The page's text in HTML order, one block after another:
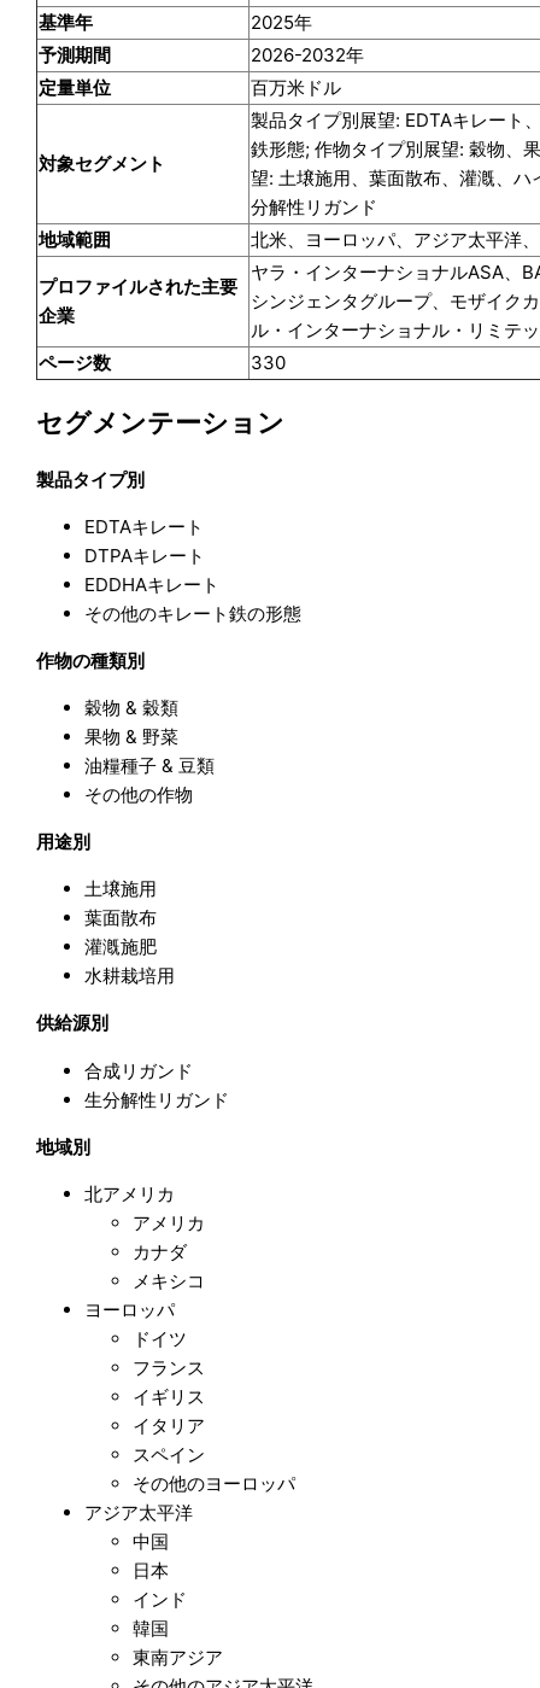
基準年
2025年
予測期間
2026-2032年
定量単位
百万米ドル
対象セグメント
製品タイプ別展望: EDTAキレート
鉄形態; 作物タイプ別展望: 穀物、
望: 土壌施用、葉面散布、灌漑、
分解性リガンド
地域範囲
北米、ヨーロッパ、アジア太平洋
プロファイルされた主要
企業
ヤラ・インターナショナルASA、
シンジェンタグループ、モザイク
ル・インターナショナル・リミテ
ページ数
330
セグメンテーション
製品タイプ別
EDTAキレート
DTPAキレート
EDDHAキレート
その他のキレート鉄の形態
作物の種類別
穀物 & 穀類
果物 & 野菜
油糧種子 & 豆類
その他の作物
用途別
土壌施用
葉面散布
灌漑施肥
水耕栽培用
供給源別
合成リガンド
生分解性リガンド
地域別
北アメリカ
アメリカ
カナダ
メキシコ
ヨーロッパ
ドイツ
フランス
イギリス
イタリア
スペイン
その他のヨーロッパ
アジア太平洋
中国
日本
インド
韓国
東南アジア